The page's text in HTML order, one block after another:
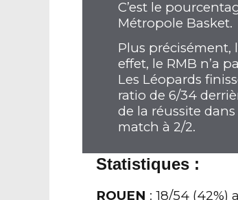
C’est le
Métropole Basket.
Plus précisément,
effet, le RMB n’a
Les Léopards
ratio de 6/34
de la réussite
match à 2/2.
Statistiques :
ROUEN : 18/54 (42%)